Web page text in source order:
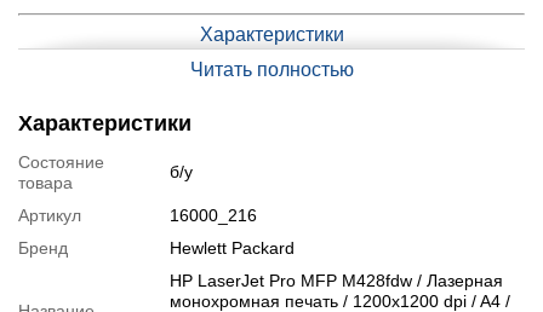
Характеристики
HP LaserJet Pro MFP M428fdw
Цвет печати:монохромная
A4
сложности документа)
Интерфейсы:
USB 2.0, Ethernet, Wi-Fi
Печать по локальной сети:есть
Читать полностью
Характеристики
Состояние
товара
б/у
Артикул
16000_216
Бренд
Hewlett Packard
HP LaserJet Pro MFP M428fdw / Лазерная
монохромная печать / 1200x1200 dpi / A4 /